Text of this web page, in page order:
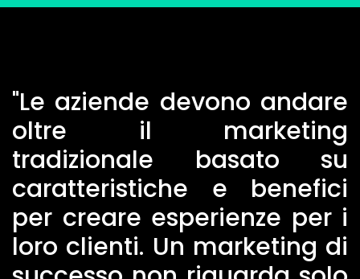
"Le aziende devono andare
oltre il marketing
tradizionale basato su
caratteristiche e benefici
per creare esperienze per i
loro clienti. Un marketing di